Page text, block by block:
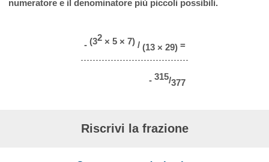
numeratore e il denominatore più piccoli possibili.
- (32× 5 × 7)/ (13 × 29)=
- 315/377
Riscrivi la frazione